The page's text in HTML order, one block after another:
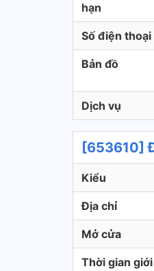
hạn
Số điện thoại
Bản đồ
Dịch vụ
[653610]
Kiểu
Địa chỉ
Mở cửa
Thời gian giới